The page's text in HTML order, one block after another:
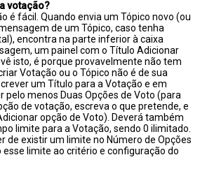
votação?
é fácil. Quando envia um Tópico novo (ou
de um Tópico, caso tenha
encontra na parte inferior à caixa
um painel com o Título Adicionar
isto, é porque provavelmente não tem
Votação ou o Tópico não é de sua
um Título para a Votação e em
pelo menos Duas Opções de Voto (para
de votação, escreva o que pretende, e
opção de Voto). Deverá também
limite para a Votação, sendo 0 ilimitado.
de existir um limite no Número de Opções
esse limite ao critério e configuração do